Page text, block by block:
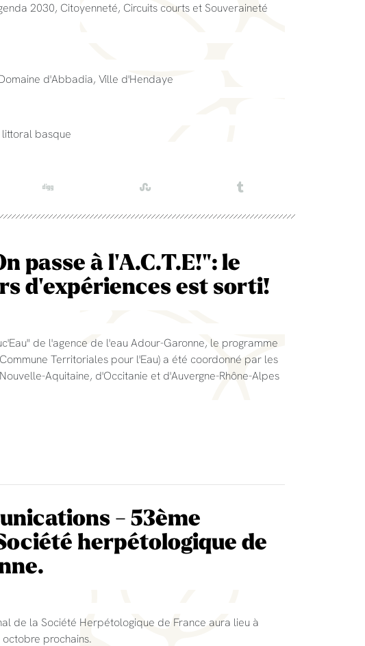
2030, Citoyenneté, Circuits courts et Souveraineté
d'Abbadia, Ville d'Hendaye
littoral basque
passe à l'A.C.T.E!": le
d'expériences est sorti!
de l'agence de l'eau Adour-Garonne, le programme
Territoriales pour l'Eau) a été coordonné par les
Aquitaine, d'Occitanie et d'Auvergne-Rhône-Alpes
- 53ème
herpétologique de
de la Société Herpétologique de France aura lieu à
prochains.